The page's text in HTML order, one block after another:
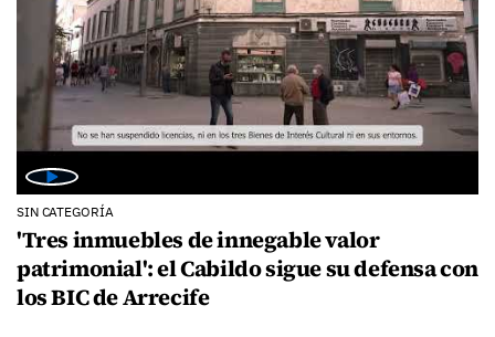
SIN CATEGORÍA
'Tres inmuebles de innegable valor
patrimonial': el Cabildo sigue su defensa con
los BIC de Arrecife